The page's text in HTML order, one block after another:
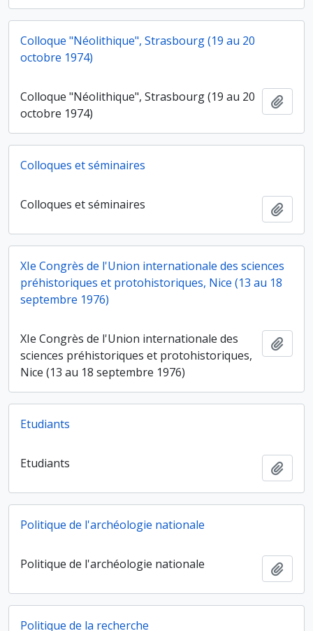
Colloque "Néolithique", Strasbourg (19 au 20
octobre 1974)
Colloque "Néolithique", Strasbourg (19 au 20
octobre 1974)
Colloques et séminaires
Colloques et séminaires
XIe Congrès de l'Union internationale des sciences
préhistoriques et protohistoriques, Nice (13 au 18
septembre 1976)
XIe Congrès de l'Union internationale des
sciences préhistoriques et protohistoriques,
Nice (13 au 18 septembre 1976)
Etudiants
Etudiants
Politique de l'archéologie nationale
Politique de l'archéologie nationale
Politique de la recherche